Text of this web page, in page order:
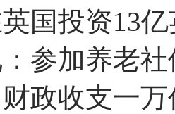
国投资13
参加养老
政收支一